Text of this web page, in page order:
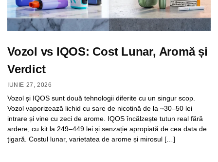
Vozol vs IQOS: Cost Lunar, Aromă și
Verdict
IUNIE 27, 2026
Vozol și IQOS sunt două tehnologii diferite cu un singur scop.
Vozol vaporizează lichid cu sare de nicotină de la ~30–50 lei
intrare și vine cu zeci de arome. IQOS încălzește tutun real fără
ardere, cu kit la 249–449 lei și senzație apropiată de cea data de
țigară. Costul lunar, varietatea de arome și mirosul […]